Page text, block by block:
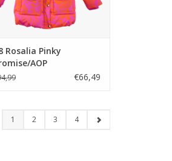
Rosalia Pinky
AOP
€66,49
1 2 3 4